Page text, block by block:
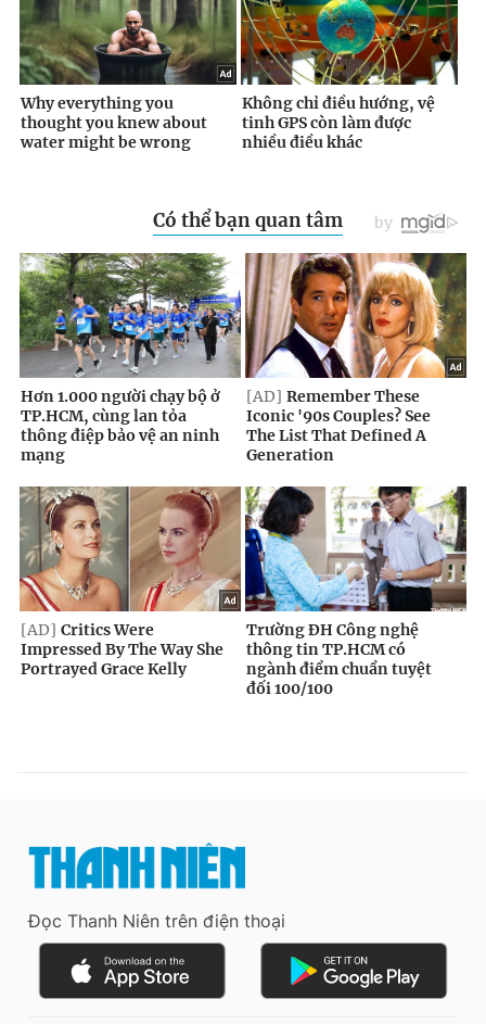
Đọc Thanh Niên trên điện thoại